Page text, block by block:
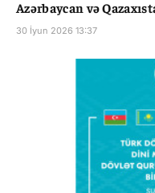
Azərbaycan və
30 İyun 2026 13:37